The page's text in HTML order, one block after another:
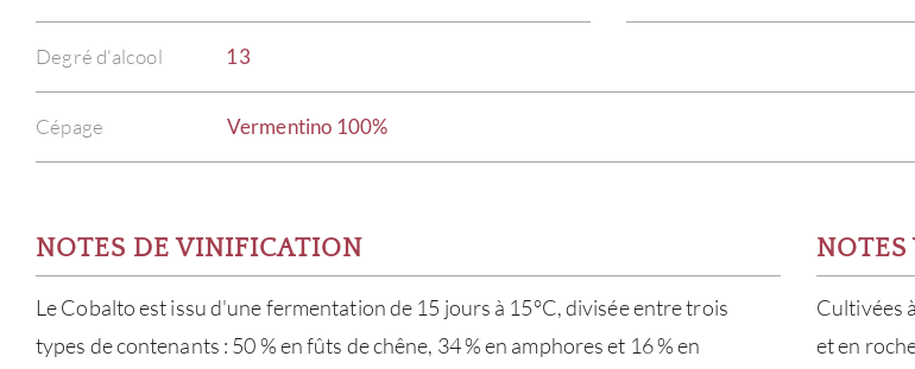
Degré d'alcool 13
Cépage Vermentino 100%
NOTES DE VINIFICATION
Le Cobalto est issu d'une fermentation de 15 jours à 15°C, divisée entre trois
types de contenants : 50 % en fûts de chêne, 34 % en amphores et 16 % en
NOTES
Cultivées
et en